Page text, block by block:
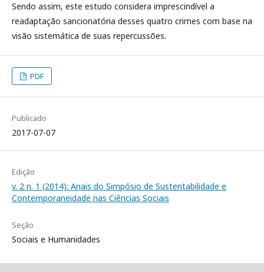
Sendo assim, este estudo considera imprescindível a
readaptação sancionatória desses quatro crimes com base na
visão sistemática de suas repercussões.
PDF
Publicado
2017-07-07
Edição
v. 2 n. 1 (2014): Anais do Simpósio de Sustentabilidade e
Contemporaneidade nas Ciências Sociais
Seção
Sociais e Humanidades